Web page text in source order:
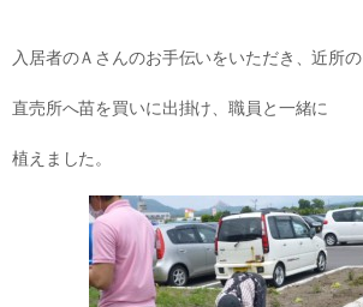
入居者のＡさんのお手伝いをいただき、近所の
直売所へ苗を買いに出掛け、職員と一緒に
植えました。